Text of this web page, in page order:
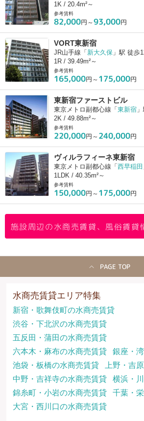
1K / 20.4m²～
参考賃料
82,000円～93,000円
VORT東新宿
JR山手線「 新大久保 」駅 徒歩
1R / 39.49m²～
参考賃料
165,000円～ 175,000円
東新宿ファーストビル
東京メトロ副都心線「 東新宿
2K / 49.88m²～
参考賃料
220,000円～ 240,000円
ヴィルラフィーネ東新宿
東京メトロ副都心線「 西早稲田
1LDK / 40.35m²～
参考賃料
150,000円～ 175,000円
施設周辺の水商売賃貸、風俗賃貸
PAGE TOP
水商売賃貸エリア特集
新宿・歌舞伎町の水商売賃貸
渋谷・下北沢の水商売賃貸
五反田・蒲田の水商売賃貸
六本木・麻布の水商売賃貸
銀座・
池袋・板橋の水商売賃貸
上野・吉
中野・吉祥寺の水商売賃貸
横浜・
錦糸町・小岩の水商売賃貸
千葉・
大宮・西川口の水商売賃貸